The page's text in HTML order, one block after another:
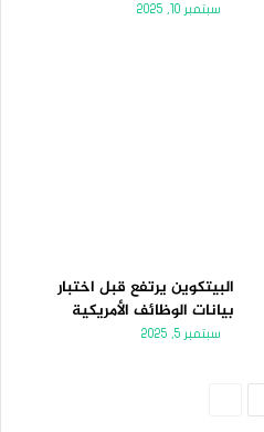
سبتمبر 10, 2025
البيتكوين يرتفع قبل اختبار
بيانات الوظائف الأمريكية
سبتمبر 5, 2025